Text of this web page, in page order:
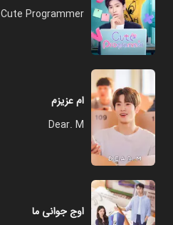
Cute Programmer
ام عزیزم
Dear. M
اوج جوانی ما